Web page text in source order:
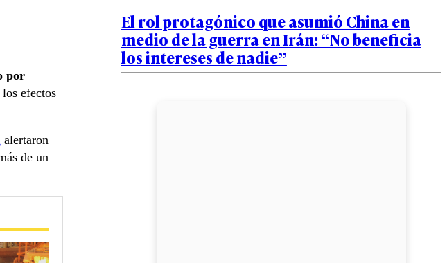
por
efectos
alertaron
de un
El rol protagónico que asumió China en
medio de la guerra en Irán: “No beneficia
los intereses de nadie”